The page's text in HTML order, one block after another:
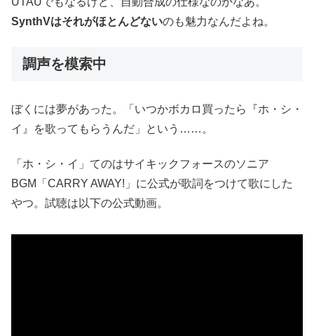
SynthVはそれがほとんどないのも魅力なんだよね。
調声を模索中
ぼくには夢があった。「いつかボカロ買ったら『ホ・シ・
イ』を歌ってもらうんだ」という……。
「ホ・シ・イ」てのはサイキックフォースのソニア
BGM「CARRY AWAY!」に公式が歌詞をつけて歌にした
やつ。試聴は以下の公式動画。